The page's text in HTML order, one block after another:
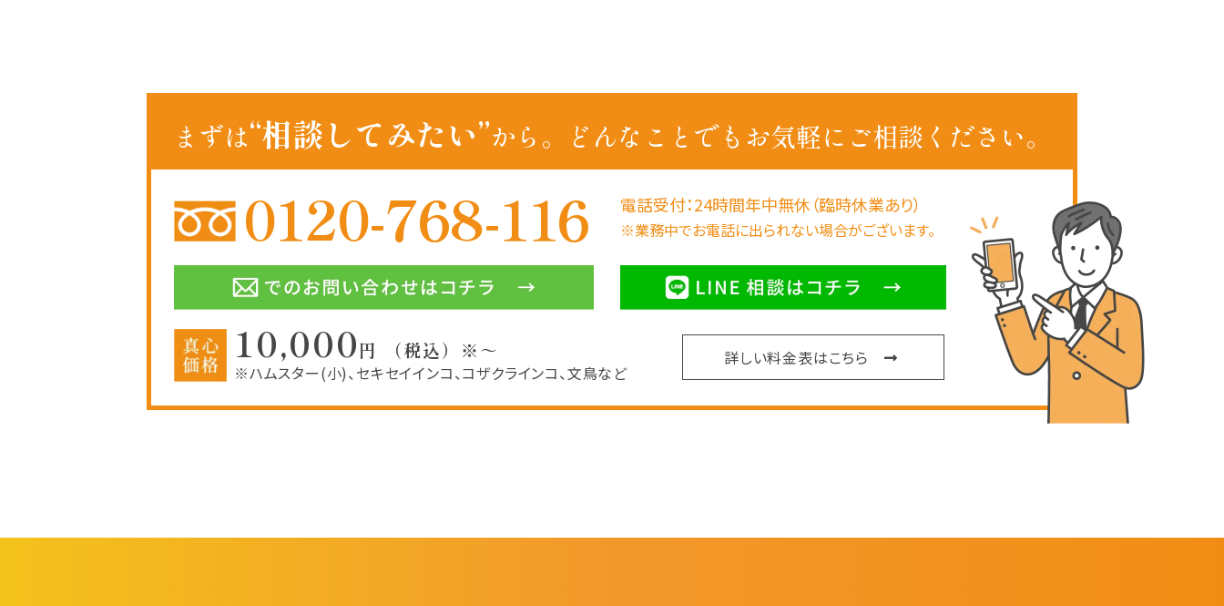
まずは“相談してみたい”から。 どんなことでもお気軽にご相談ください。
0120-768-116 電話受付：24時間年中無休（臨時休業あり）
※業務中でお電話に出られない場合がございます。
10,000円 （税込）※～
※ハムスター(小)、セキセイインコ、コザクラインコ、文鳥など
詳しい料金表はこちら